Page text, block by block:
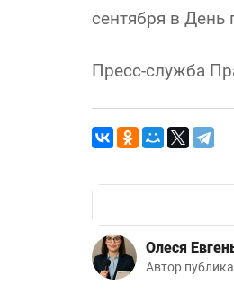
сентября в День
Пресс-служба
Олеся
Автор